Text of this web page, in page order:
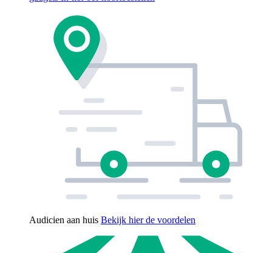
Audicien aan huis Bekijk hier de voordelen